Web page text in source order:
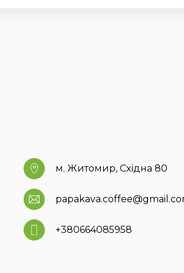
м. Житомир, Східна 80
+380664085958